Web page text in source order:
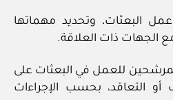
عمل البعثات، وتحديد مهماتها
الجهات ذات العلاقة.
للعمل في البعثات على
أو التعاقد، بحسب الإجراءات